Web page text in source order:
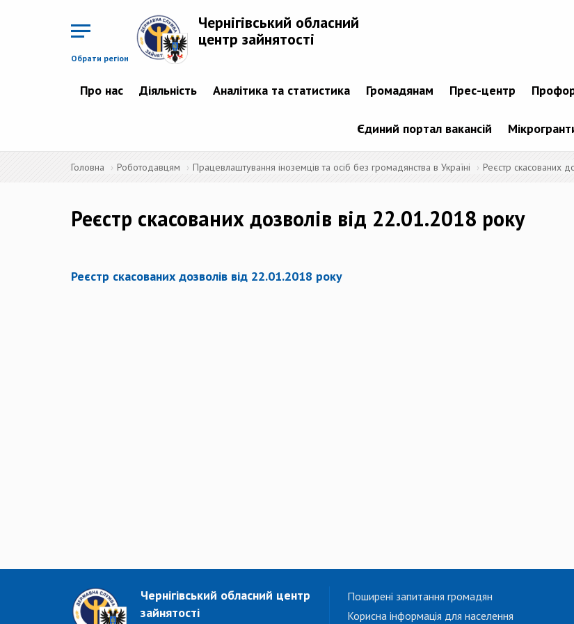
Обрати регіон
Чернігівський обласний
центр зайнятості
Про нас Діяльність Аналітика та статистика Громадянам Прес-центр
Єдиний портал вакансій
Головна Роботодавцям Працевлаштування іноземців та осіб без громадянства в Україні Реєстр скасованих
Реєстр скасованих дозволів від 22.01.2018 року
Реєстр скасованих дозволів від 22.01.2018 року
Чернігівський обласний центр
зайнятості
Поширені запитання громадян
Корисна інформація для населення